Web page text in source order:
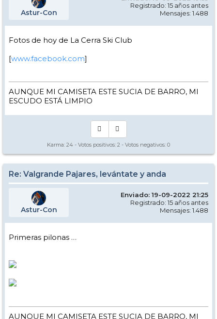
Astur-Con
Registrado: 15 años antes
Mensajes: 1.488
Fotos de hoy de La Cerra Ski Club
[www.facebook.com]
AUNQUE MI CAMISETA ESTE SUCIA DE BARRO, MI
ESCUDO ESTÁ LIMPIO
Karma: 24 - Votos positivos: 2 - Votos negativos: 0
Re: Valgrande Pajares, levántate y anda
Astur-Con
Enviado: 19-09-2022 21:25
Registrado: 15 años antes
Mensajes: 1.488
Primeras pilonas …
AUNQUE MI CAMISETA ESTE SUCIA DE BARRO, MI